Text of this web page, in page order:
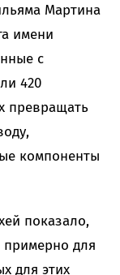
Мартина
имени
с
420
превращать
компоненты
показало,
для
для этих